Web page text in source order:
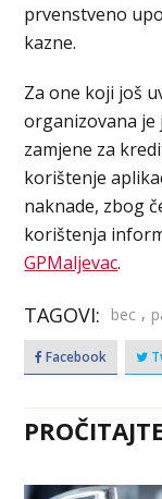
prvenstveno
kazne.
Za one koji još
organizovana
zamjene za
korištenje
naknade, zbog
korištenja
GPMaljevac.
TAGOVI: bec ,
Facebook